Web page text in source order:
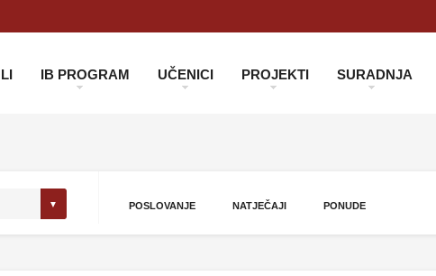
IB PROGRAM UČENICI PROJEKTI SURADNJA
POSLOVANJE NATJEČAJI PONUDE